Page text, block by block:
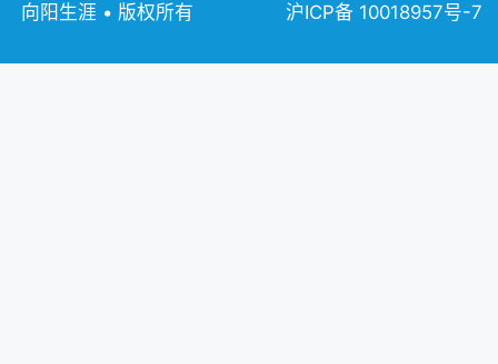
向阳生涯 • 版权所有
沪ICP备 10018957号-7